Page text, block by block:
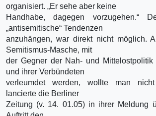
organisiert. „Er sehe aber keine
Handhabe, dagegen vorzugehen.“
„antisemitische“ Tendenzen
anzuhängen, war direkt nicht möglich.
Semitismus-Masche, mit
der Gegner der Nah- und
und ihrer Verbündeten
verleumdet werden, wollte man
lancierte die Berliner
Zeitung (v. 14. 01.05) in ihrer Meldung